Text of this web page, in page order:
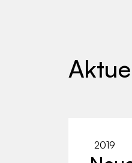
2019